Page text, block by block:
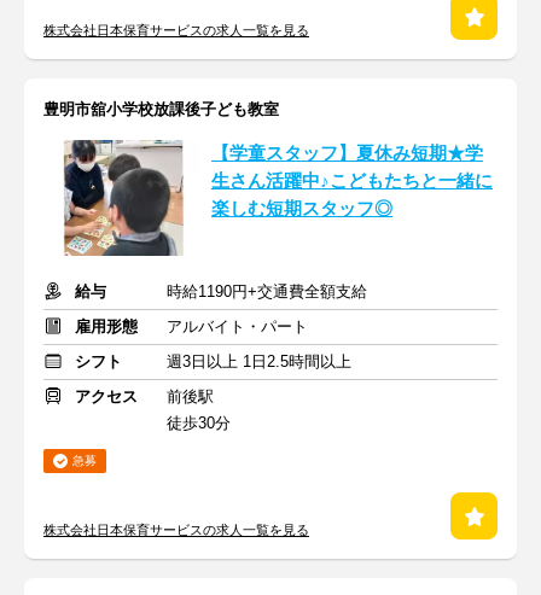
株式会社日本保育サービスの求人一覧を見る
豊明市舘小学校放課後子ども教室
【学童スタッフ】夏休み短期★学
生さん活躍中♪こどもたちと一緒に
楽しむ短期スタッフ◎
給与
時給1190円+交通費全額支給
雇用形態
アルバイト・パート
シフト
週3日以上 1日2.5時間以上
アクセス
前後駅
徒歩30分
急募
株式会社日本保育サービスの求人一覧を見る